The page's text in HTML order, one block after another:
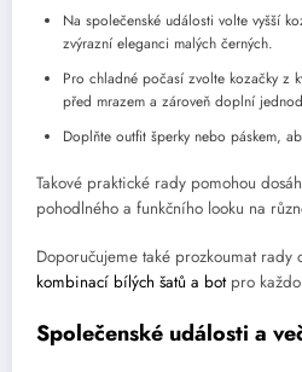
Na společenské události volte vyšší
zvýrazní eleganci malých černých.
Pro chladné počasí zvolte kozačky z
před mrazem a zároveň doplní
Doplňte outfit šperky nebo páskem,
Takové praktické rady pomohou
pohodlného a funkčního looku na
Doporučujeme také prozkoumat
kombinací bílých šatů a botpro
Společenské události a